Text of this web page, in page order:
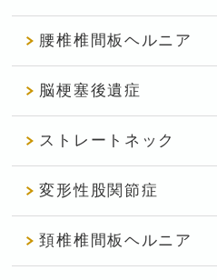
腰椎椎間板ヘルニア
脳梗塞後遺症
ストレートネック
変形性股関節症
頚椎椎間板ヘルニア